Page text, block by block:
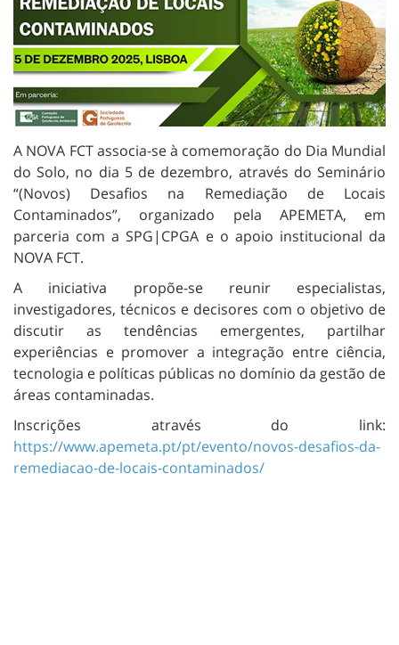
A NOVA FCT associa-se à comemoração do Dia Mundial
do Solo, no dia 5 de dezembro, através do Seminário
“(Novos) Desafios na Remediação de Locais
Contaminados”, organizado pela APEMETA, em
parceria com a SPG|CPGA e o apoio institucional da
NOVA FCT.
A iniciativa propõe-se reunir especialistas,
investigadores, técnicos e decisores com o objetivo de
discutir as tendências emergentes, partilhar
experiências e promover a integração entre ciência,
tecnologia e políticas públicas no domínio da gestão de
áreas contaminadas.
Inscrições através do link:
https://www.apemeta.pt/pt/evento/novos-desafios-da-
remediacao-de-locais-contaminados/